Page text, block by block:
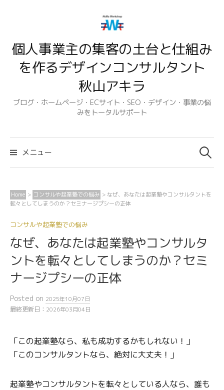
ン
キ
個人事業主の集客の土台と仕組み
を作るデザインコンサルタント
秋山アキラ
ブログ・ホームページ・ECサイト・SEO・デザイン・事業の悩
みをトータルサポート
メニュー
検
索:
Home > コンサルや起業塾での悩み > なぜ、あなたは起業塾やコンサルタントを
転々としてしまうのか？セミナージプシーの正体
コンサルや起業塾での悩み
なぜ、あなたは起業塾やコンサルタ
ントを転々としてしまうのか？セミ
ナージプシーの正体
Posted on 2025年10月07日
最終更新日： 2026年03月04日
「この起業塾なら、私も成功するかもしれない！」
「このコンサルタントなら、絶対に大丈夫！」
起業塾やコンサルタントを転々としている人なら、誰も